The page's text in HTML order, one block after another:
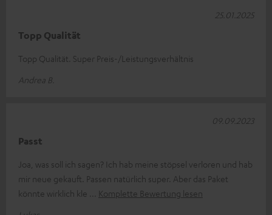
Topp Qualität
Topp Qualität. Super Preis-/Leistungsverhältnis
Andrea B.
25.01.2025
Passt
Joa, was soll ich sagen? Ich hab meine stöpsel verloren und hab
mir neue gekauft. Passen natürlich super. Aber das Paket
könnte wirklich kle
Komplette Bewertung lesen
09.09.2023